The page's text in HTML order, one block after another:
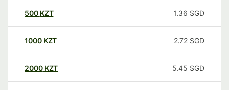
500 KZT 1.36 SGD
1000 KZT 2.72 SGD
2000 KZT 5.45 SGD